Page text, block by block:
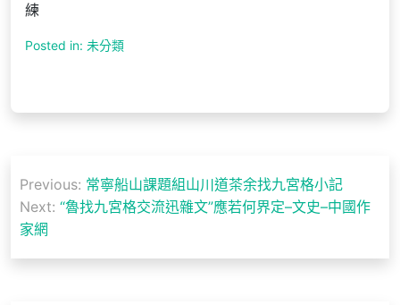
練
Posted in: 未分類
章
導
覽
Previous: 常寧船山課題組山川道茶余找九宮格小記
Next: “魯找九宮格交流迅雜文”應若何界定–文史–中國作
家網